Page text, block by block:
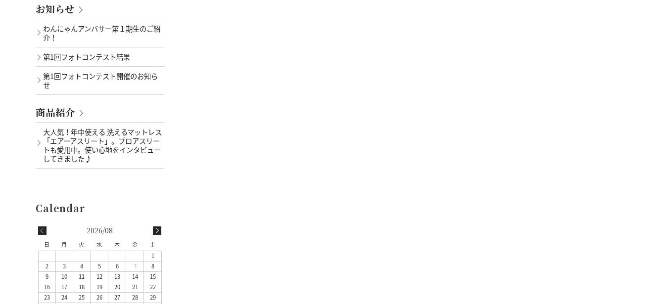
お知らせ
わんにゃんアンバサー第１期生のご紹
介！
第1回フォトコンテスト結果
第1回フォトコンテスト開催のお知ら
せ
商品紹介
大人気！年中使える 洗えるマットレス
「エアーアスリート」。プロアスリー
トも愛用中。使い心地をインタビュー
してきました♪
2026/08
日 月 火 水 木 金
土
1
2
3 4 5 6 7
8
9
10 11 12 13 14
15
16
17 18 19 20 21
22
23
24 25 26 27 28
29